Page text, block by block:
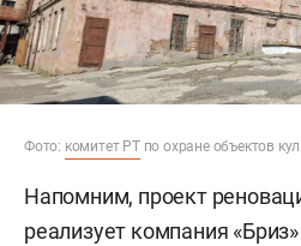
Фото: комитет РТпо охране объектов
Напомним, проект
реализует компания «Бриз»